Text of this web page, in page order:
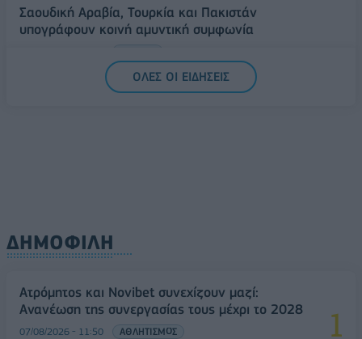
Σαουδική Αραβία, Τουρκία και Πακιστάν
υπογράφουν κοινή αμυντική συμφωνία
ΟΛΕΣ ΟΙ ΕΙΔΗΣΕΙΣ
ΔΗΜΟΦΙΛΗ
Ατρόμητος και Novibet συνεχίζουν μαζί:
Ανανέωση της συνεργασίας τους μέχρι το 2028
07/08/2026 - 11:50 ΑΘΛΗΤΙΣΜΟΣ